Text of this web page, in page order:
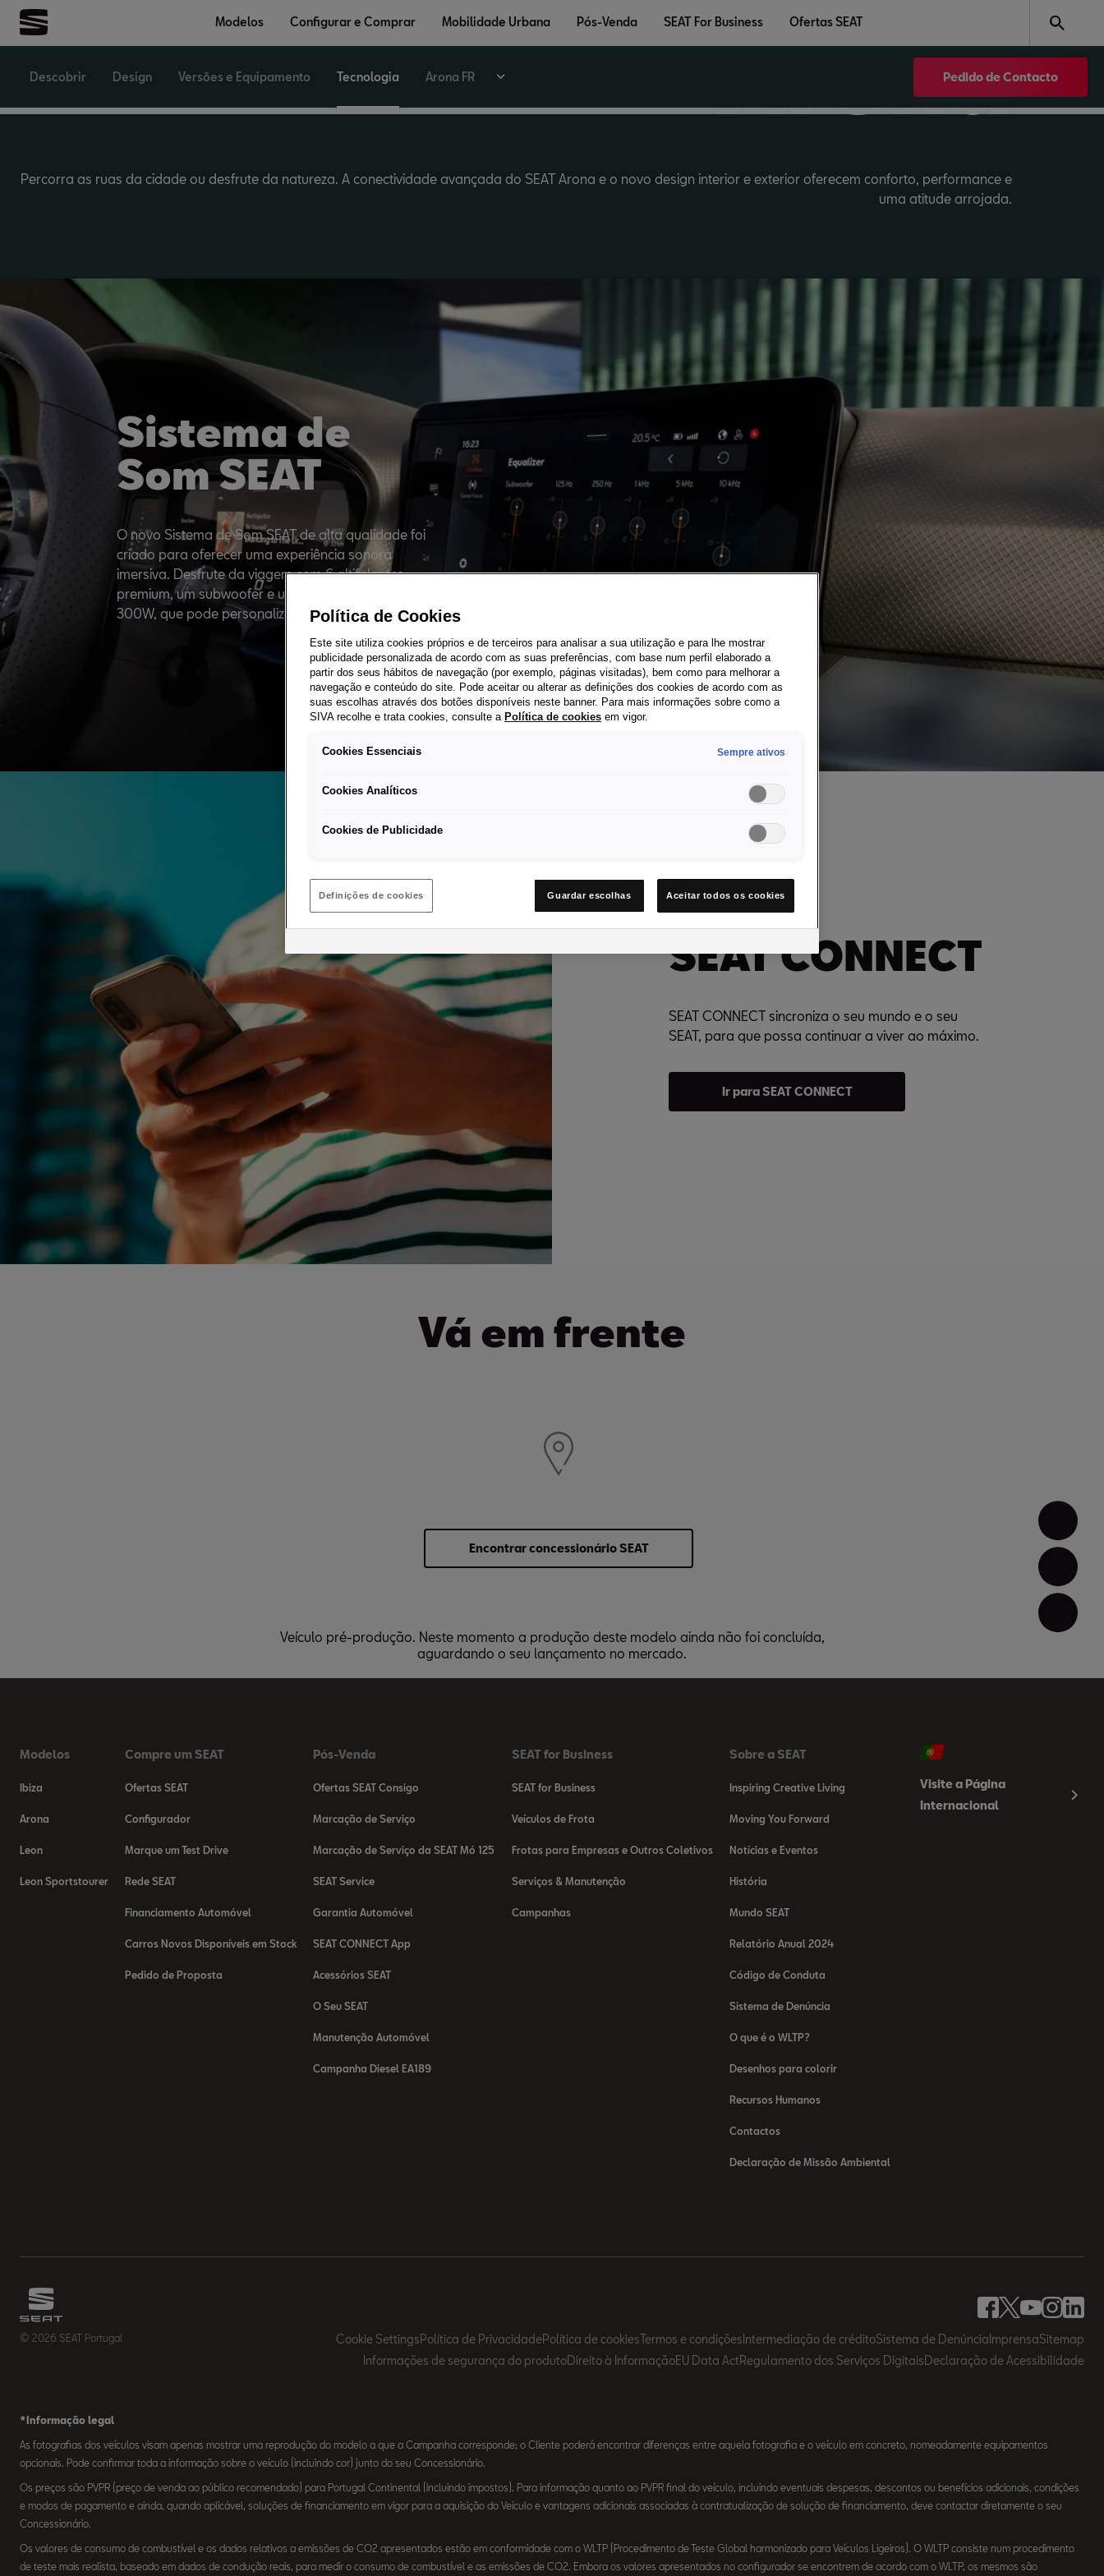
Modelos Configurar e Comprar Mobilidade Urbana Pós-Venda SEAT For Business Ofertas SEAT
Descobrir Design Versões e Equipamento Tecnologia Arona FR Pedido de Contacto
Arona
Percorra as ruas da cidade ou desfrute da natureza. A conectividade avançada do SEAT Arona e o novo design interior e exterior oferecem conforto, performance e
uma atitude arrojada.
Sistema de
Som SEAT
O novo Sistema de Som SEAT de alta qualidade foi
criado para oferecer uma experiência sonora
imersiva. Desfrute da viagem com 6 altifalantes
premium, um subwoofer e um amplificador de
300W, que pode personalizar ao seu gosto.
SEAT CONNECT
SEAT CONNECT sincroniza o seu mundo e o seu
SEAT, para que possa continuar a viver ao máximo.
Ir para SEAT CONNECT
Vá em frente
Encontrar concessionário SEAT
Veículo pré-produção. Neste momento a produção deste modelo ainda não foi concluída,
aguardando o seu lançamento no mercado.
Modelos
Ibiza
Arona
Leon
Leon Sportstourer
Compre um SEAT
Ofertas SEAT
Configurador
Marque um Test Drive
Rede SEAT
Financiamento Automóvel
Carros Novos Disponíveis em Stock
Pedido de Proposta
Pós-Venda
Ofertas SEAT Consigo
Marcação de Serviço
Marcação de Serviço da SEAT Mó 125
SEAT Service
Garantia Automóvel
SEAT CONNECT App
Acessórios SEAT
O Seu SEAT
Manutenção Automóvel
Campanha Diesel EA189
SEAT for Business
SEAT for Business
Veículos de Frota
Frotas para Empresas e Outros Coletivos
Serviços & Manutenção
Campanhas
Sobre a SEAT
Inspiring Creative Living
Moving You Forward
Notícias e Eventos
História
Mundo SEAT
Relatório Anual 2024
Código de Conduta
Sistema de Denúncia
O que é o WLTP?
Desenhos para colorir
Recursos Humanos
Contactos
Declaração de Missão Ambiental
Visite a Página
Internacional
Cookie SettingsPolítica de PrivacidadePolítica de cookiesTermos e condições Intermediação de créditoSistema de Denúncia ImprensaSitemap
Informações de segurança do produtoDireito à InformaçãoEU Data ActRegulamento dos Serviços DigitaisDeclaração de Acessibilidade
© 2026 SEAT Portugal
*Informação legal
As fotografias dos veículos visam apenas mostrar uma reprodução do modelo a que a Campanha corresponde; o Cliente poderá encontrar diferenças entre aquela fotografia e o veículo em concreto, nomeadamente equipamentos
opcionais. Pode confirmar toda a informação sobre o veículo (incluindo cor) junto do seu Concessionário.
Os preços são PVPR (preço de venda ao público recomendado) para Portugal Continental (incluindo impostos). Para informação quanto ao PVPR final do veículo, incluindo eventuais despesas, descontos ou benefícios adicionais, condições
e modos de pagamento e ainda, quando aplicável, soluções de financiamento em vigor para a aquisição do Veículo e vantagens adicionais associadas à contratualização de solução de financiamento, deve contactar diretamente o seu
Concessionário.
Os valores de consumo de combustível e os dados relativos a emissões de CO2 apresentados estão em conformidade com o WLTP (Procedimento de Teste Global harmonizado para Veículos Ligeiros). O WLTP consiste num procedimento
de teste mais realista, baseado em dados de condução reais, para medir o consumo de combustível e as emissões de CO2. Embora os valores apresentados no configurador se encontrem de acordo com o WLTP, os mesmos são
Política de Cookies
Este site utiliza cookies próprios e de terceiros para analisar a sua utilização e para lhe mostrar
publicidade personalizada de acordo com as suas preferências, com base num perfil elaborado a
partir dos seus hábitos de navegação (por exemplo, páginas visitadas), bem como para melhorar a
navegação e conteúdo do site. Pode aceitar ou alterar as definições dos cookies de acordo com as
suas escolhas através dos botões disponíveis neste banner. Para mais informações sobre como a
SIVA recolhe e trata cookies, consulte a Política de cookies em vigor.
Cookies Essenciais Sempre ativos
Cookies Analíticos
Cookies de Publicidade
Definições de cookies Guardar escolhas Aceitar todos os cookies